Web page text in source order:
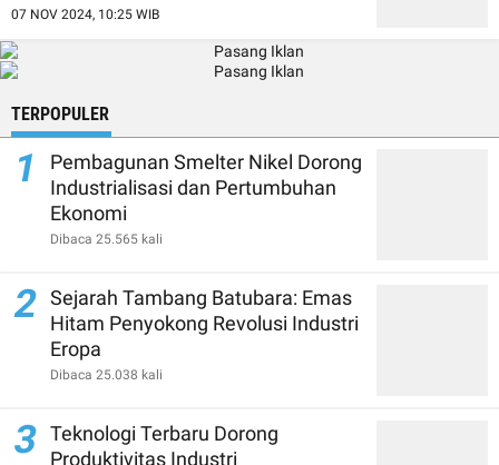
07 NOV 2024, 10:25 WIB
TERPOPULER
1
Pembagunan Smelter Nikel Dorong
Industrialisasi dan Pertumbuhan
Ekonomi
Dibaca 25.565 kali
2 Sejarah Tambang Batubara: Emas
Hitam Penyokong Revolusi Industri
Eropa
Dibaca 25.038 kali
3 Teknologi Terbaru Dorong
Produktivitas Industri